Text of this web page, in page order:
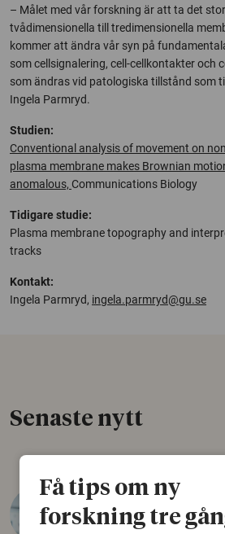
– Målet med vår forskning är att ta det
tvådimensionella till tredimensionella
kommer att ändra vår syn på
som cellsignalering, cell-cellkontakter och
som ändras vid patologiska tillstånd som
Ingela Parmryd.
Studien:
Conventional analysis of movement on
plasma membrane makes Brownian
anomalous, Communications Biology
Tidigare studie:
Plasma membrane topography and
tracks
Kontakt:
Ingela Parmryd, ingela.parmryd@gu.se
Senaste nytt
Varför tror
Få tips om ny
forskning tre